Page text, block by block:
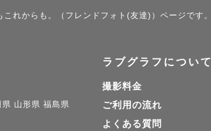
ります！
れからも。（フレンドフォト(友達)）ページです。
県 山形県 福島県
ラブグラフについて
撮影料金
ご利用の流れ
よくある質問